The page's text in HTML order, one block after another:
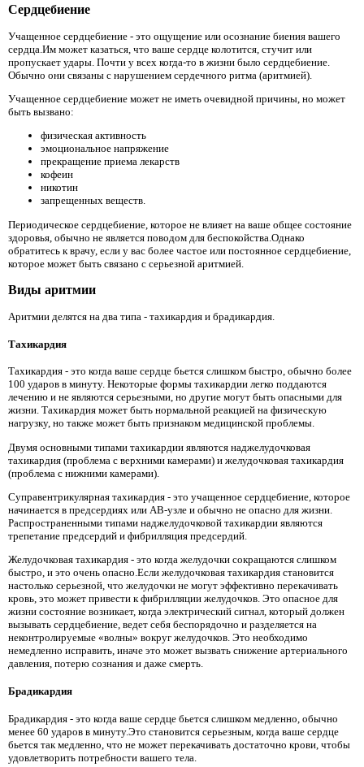
Сердцебиение
Учащенное сердцебиение - это ощущение или осознание биения вашего
сердца.Им может казаться, что ваше сердце колотится, стучит или
пропускает удары. Почти у всех когда-то в жизни было сердцебиение.
Обычно они связаны с нарушением сердечного ритма (аритмией).
Учащенное сердцебиение может не иметь очевидной причины, но может
быть вызвано:
физическая активность
эмоциональное напряжение
прекращение приема лекарств
кофеин
никотин
запрещенных веществ.
Периодическое сердцебиение, которое не влияет на ваше общее состояние
здоровья, обычно не является поводом для беспокойства.Однако
обратитесь к врачу, если у вас более частое или постоянное сердцебиение,
которое может быть связано с серьезной аритмией.
Виды аритмии
Аритмии делятся на два типа - тахикардия и брадикардия.
Тахикардия
Тахикардия - это когда ваше сердце бьется слишком быстро, обычно более
100 ударов в минуту. Некоторые формы тахикардии легко поддаются
лечению и не являются серьезными, но другие могут быть опасными для
жизни. Тахикардия может быть нормальной реакцией на физическую
нагрузку, но также может быть признаком медицинской проблемы.
Двумя основными типами тахикардии являются наджелудочковая
тахикардия (проблема с верхними камерами) и желудочковая тахикардия
(проблема с нижними камерами).
Суправентрикулярная тахикардия - это учащенное сердцебиение, которое
начинается в предсердиях или АВ-узле и обычно не опасно для жизни.
Распространенными типами наджелудочковой тахикардии являются
трепетание предсердий и фибрилляция предсердий.
Желудочковая тахикардия - это когда желудочки сокращаются слишком
быстро, и это очень опасно.Если желудочковая тахикардия становится
настолько серьезной, что желудочки не могут эффективно перекачивать
кровь, это может привести к фибрилляции желудочков. Это опасное для
жизни состояние возникает, когда электрический сигнал, который должен
вызывать сердцебиение, ведет себя беспорядочно и разделяется на
неконтролируемые «волны» вокруг желудочков. Это необходимо
немедленно исправить, иначе это может вызвать снижение артериального
давления, потерю сознания и даже смерть.
Брадикардия
Брадикардия - это когда ваше сердце бьется слишком медленно, обычно
менее 60 ударов в минуту.Это становится серьезным, когда ваше сердце
бьется так медленно, что не может перекачивать достаточно крови, чтобы
удовлетворить потребности вашего тела.